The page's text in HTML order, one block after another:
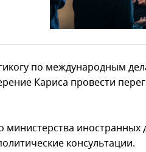
по международным
Кариса провести
министерства иностранных
консультации.